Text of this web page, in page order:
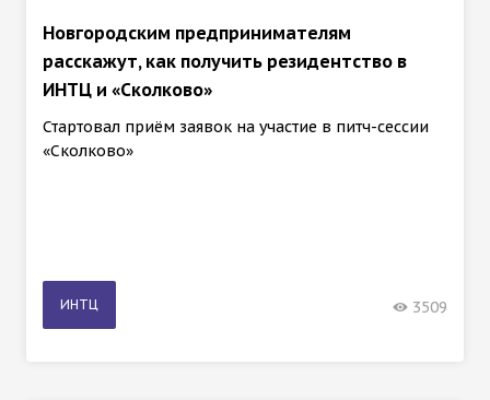
Новгородским предпринимателям
расскажут, как получить резидентство в
ИНТЦ и «Сколково»
Стартовал приём заявок на участие в питч-сессии
«Сколково»
ИНТЦ 3509